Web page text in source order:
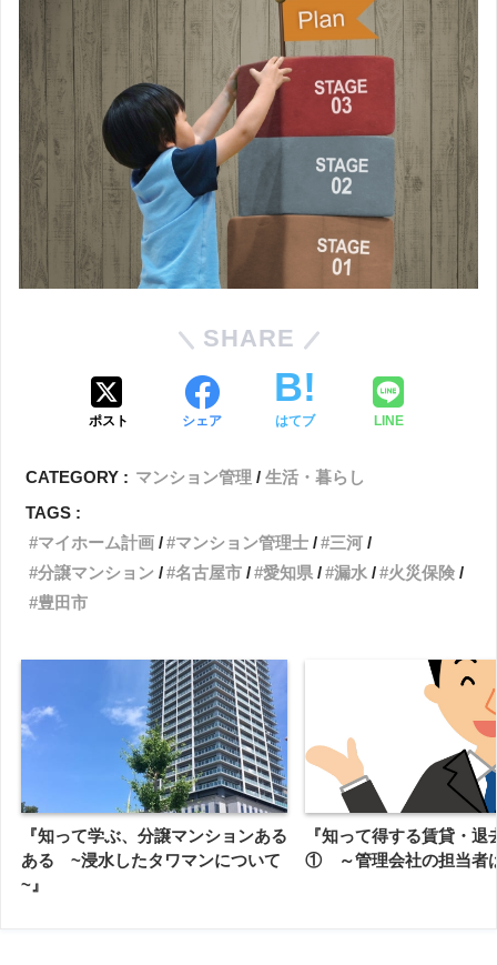
SHARE
ポスト シェア はてブ LINE
CATEGORY : マンション管理
生活・暮らし
TAGS :
マイホーム計画
マンション管理士
三河
分譲マンション
名古屋市 愛知県 漏水
火災保険
豊田市
『知って学ぶ、分譲マンションある
ある ~浸水したタワマンについて
~』
『知って得する賃貸・退
① ～管理会社の担当者